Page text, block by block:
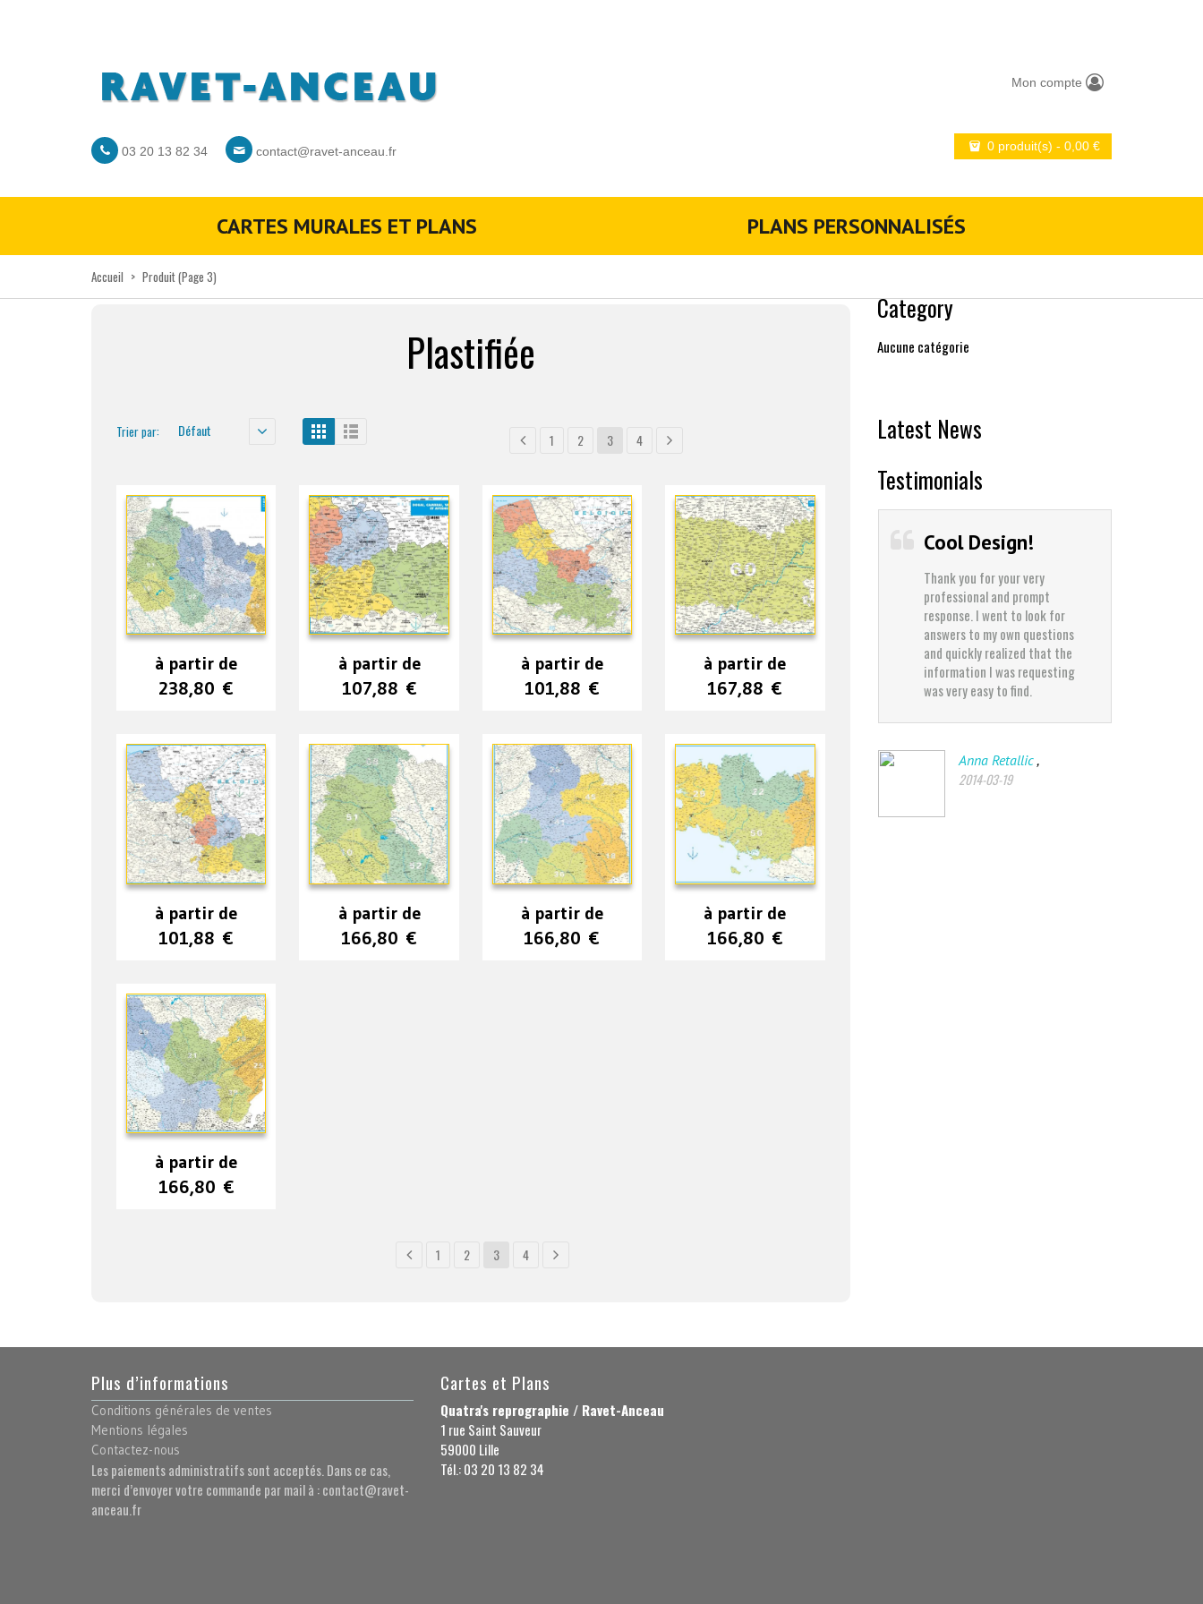
03 20 13 82 34 contact@ravet-anceau.fr
Mon compte
0 produit(s) - 0,00 €
CARTES MURALES ET PLANS PLANS PERSONNALISÉS
Accueil > Produit(Page 3)
Plastifiée
Trier par: Défaut
1 2 3 4
à partir de
238,80 €
à partir de
107,88 €
à partir de
101,88 €
à partir de
167,88 €
à partir de
101,88 €
à partir de
166,80 €
à partir de
166,80 €
à partir de
166,80 €
à partir de
166,80 €
1 2 3 4
Category
Aucune catégorie
Latest News
Testimonials
Cool Design!
Thank you for your very
professional and prompt
response. I went to look for
answers to my own questions
and quickly realized that the
information I was requesting
was very easy to find.
Anna Retallic ,
2014-03-19
Plus d’informations
Conditions générales de ventes
Mentions légales
Contactez-nous
Les paiements administratifs sont acceptés. Dans ce cas,
merci d’envoyer votre commande par mail à : contact@ravet-
anceau.fr
Cartes et Plans
Quatra's reprographie / Ravet-Anceau
1 rue Saint Sauveur
59000 Lille
Tél.: 03 20 13 82 34